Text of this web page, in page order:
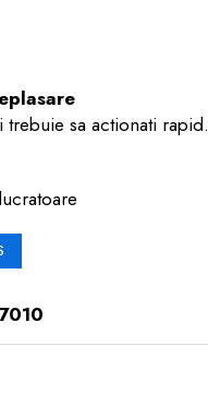
sa actionati rapid.